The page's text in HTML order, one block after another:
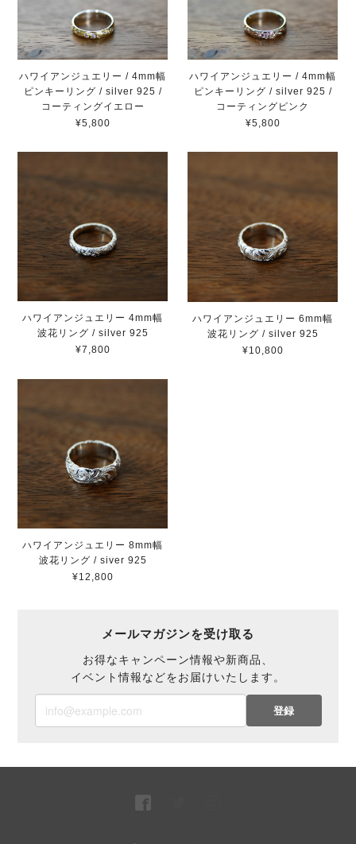
ハワイアンジュエリー / 4mm幅
ピンキーリング / silver 925 /
コーティングイエロー
¥5,800
ハワイアンジュエリー / 4mm幅
ピンキーリング / silver 925 /
コーティングピンク
¥5,800
ハワイアンジュエリー 4mm幅
波花リング / silver 925
¥7,800
ハワイアンジュエリー 6mm幅
波花リング / silver 925
¥10,800
ハワイアンジュエリー 8mm幅
波花リング / siver 925
¥12,800
メールマガジンを受け取る
お得なキャンペーン情報や新商品、
イベント情報などをお届けいたします。
登録